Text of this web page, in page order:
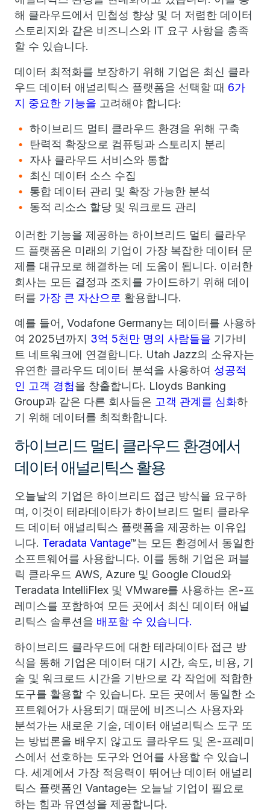
해 클라우드에서 민첩성 향상 및 더 저렴한 데이터
스토리지와 같은 비즈니스와 IT 요구 사항을 충족
할 수 있습니다.
데이터 최적화를 보장하기 위해 기업은 최신 클라
우드 데이터 애널리틱스 플랫폼을 선택할 때 6가
지 중요한 기능을 고려해야 합니다:
하이브리드 멀티 클라우드 환경을 위해 구축
탄력적 확장으로 컴퓨팅과 스토리지 분리
자사 클라우드 서비스와 통합
최신 데이터 소스 수집
통합 데이터 관리 및 확장 가능한 분석
동적 리소스 할당 및 워크로드 관리
이러한 기능을 제공하는 하이브리드 멀티 클라우
드 플랫폼은 미래의 기업이 가장 복잡한 데이터 문
제를 대규모로 해결하는 데 도움이 됩니다. 이러한
회사는 모든 결정과 조치를 가이드하기 위해 데이
터를 가장 큰 자산으로 활용합니다.
예를 들어, Vodafone Germany는 데이터를 사용하
여 2025년까지 3억 5천만 명의 사람들을 기가비
트 네트워크에 연결합니다. Utah Jazz의 소유자는
유연한 클라우드 데이터 분석을 사용하여 성공적
인 고객 경험을 창출합니다. Lloyds Banking
Group과 같은 다른 회사들은 고객 관계를 심화하
기 위해 데이터를 최적화합니다.
하이브리드 멀티 클라우드 환경에서
데이터 애널리틱스 활용
오늘날의 기업은 하이브리드 접근 방식을 요구하
며, 이것이 테라데이타가 하이브리드 멀티 클라우
드 데이터 애널리틱스 플랫폼을 제공하는 이유입
니다. Teradata Vantage™는 모든 환경에서 동일한
소프트웨어를 사용합니다. 이를 통해 기업은 퍼블
릭 클라우드 AWS, Azure 및 Google Cloud와
Teradata IntelliFlex 및 VMware를 사용하는 온-프
레미스를 포함하여 모든 곳에서 최신 데이터 애널
리틱스 솔루션을 배포할 수 있습니다.
하이브리드 클라우드에 대한 테라데이타 접근 방
식을 통해 기업은 데이터 대기 시간, 속도, 비용, 기
술 및 워크로드 시간을 기반으로 각 작업에 적합한
도구를 활용할 수 있습니다. 모든 곳에서 동일한 소
프트웨어가 사용되기 때문에 비즈니스 사용자와
분석가는 새로운 기술, 데이터 애널리틱스 도구 또
는 방법론을 배우지 않고도 클라우드 및 온-프레미
스에서 선호하는 도구와 언어를 사용할 수 있습니
다. 세계에서 가장 적응력이 뛰어난 데이터 애널리
틱스 플랫폼인 Vantage는 오늘날 기업이 필요로
하는 힘과 유연성을 제공합니다.